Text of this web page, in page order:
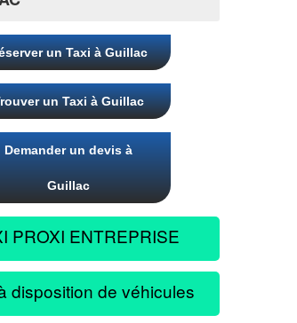
un Taxi à Guillac
un Taxi à Guillac
Demander un devis à
Guillac
PROXI ENTREPRISE
disposition de véhicules